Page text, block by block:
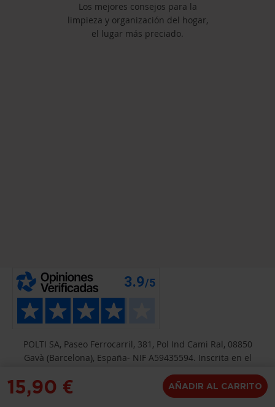
Los mejores consejos para la
limpieza y organización del hogar,
el lugar más preciado.
POLTI SA, Paseo Ferrocarril, 381, Pol Ind Cami Ral, 08850
Gavà (Barcelona), España- NIF A59435594. Inscrita en el
Agencia Web •
15,90 € AÑADIR AL CARRITO